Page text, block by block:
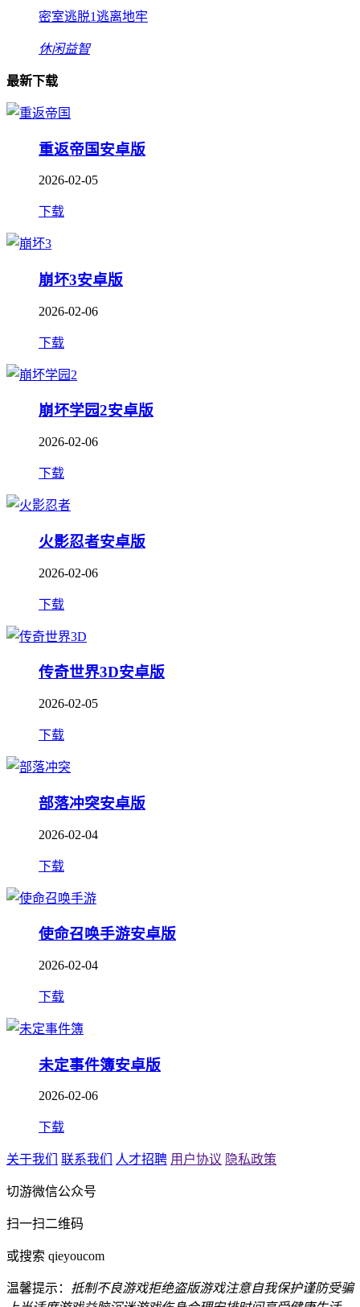
密室逃脱1逃离地牢
休闲益智
最新下载
重返帝国安卓版
2026-02-05
下载
崩坏3安卓版
2026-02-06
下载
崩坏学园2安卓版
2026-02-06
下载
火影忍者安卓版
2026-02-06
下载
传奇世界3D安卓版
2026-02-05
下载
部落冲突安卓版
2026-02-04
下载
使命召唤手游安卓版
2026-02-04
下载
未定事件簿安卓版
2026-02-06
下载
关于我们 联系我们 人才招聘 用户协议 隐私政策
切游微信公众号
扫一扫二维码
或搜索 qieyoucom
温馨提示： 抵制不良游戏拒绝盗版游戏注意自我保护谨防受骗